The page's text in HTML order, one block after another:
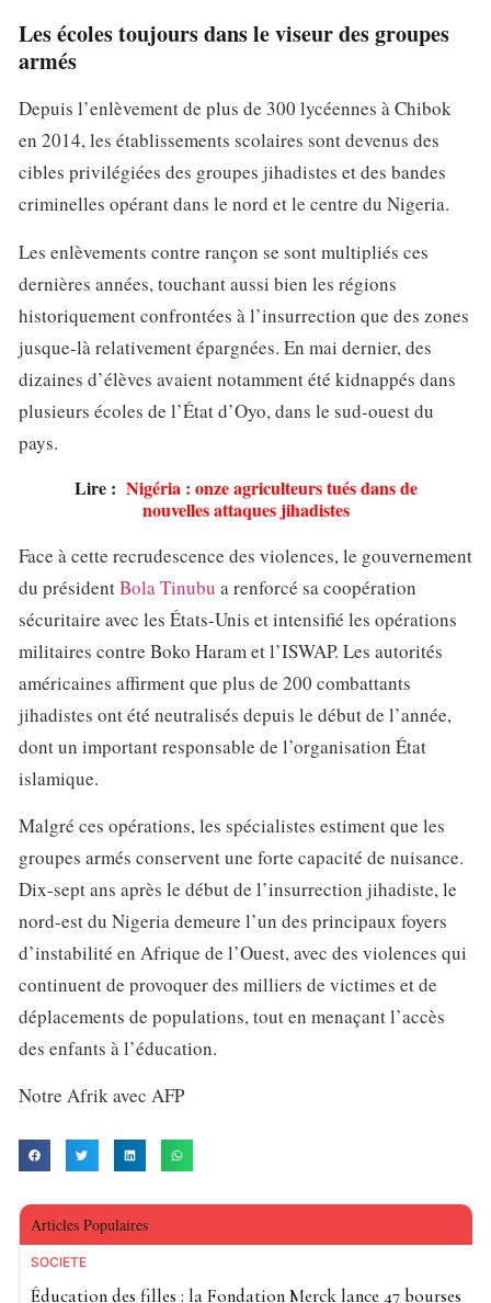
Les écoles toujours dans le viseur des groupes
armés
Depuis l’enlèvement de plus de 300 lycéennes à Chibok
en 2014, les établissements scolaires sont devenus des
cibles privilégiées des groupes jihadistes et des bandes
criminelles opérant dans le nord et le centre du Nigeria.
Les enlèvements contre rançon se sont multipliés ces
dernières années, touchant aussi bien les régions
historiquement confrontées à l’insurrection que des zones
jusque-là relativement épargnées. En mai dernier, des
dizaines d’élèves avaient notamment été kidnappés dans
plusieurs écoles de l’État d’Oyo, dans le sud-ouest du
pays.
Lire : Nigéria : onze agriculteurs tués dans de
nouvelles attaques jihadistes
Face à cette recrudescence des violences, le gouvernement
du présidentBola Tinubu a renforcé sa coopération
sécuritaire avec les États-Unis et intensifié les opérations
militaires contre Boko Haram et l’ISWAP. Les autorités
américaines affirment que plus de 200 combattants
jihadistes ont été neutralisés depuis le début de l’année,
dont un important responsable de l’organisation État
islamique.
Malgré ces opérations, les spécialistes estiment que les
groupes armés conservent une forte capacité de nuisance.
Dix-sept ans après le début de l’insurrection jihadiste, le
nord-est du Nigeria demeure l’un des principaux foyers
d’instabilité en Afrique de l’Ouest, avec des violences qui
continuent de provoquer des milliers de victimes et de
déplacements de populations, tout en menaçant l’accès
des enfants à l’éducation.
Notre Afrik avec AFP
Articles Populaires
SOCIETE
Éducation des filles : la Fondation Merck lance 47 bourses